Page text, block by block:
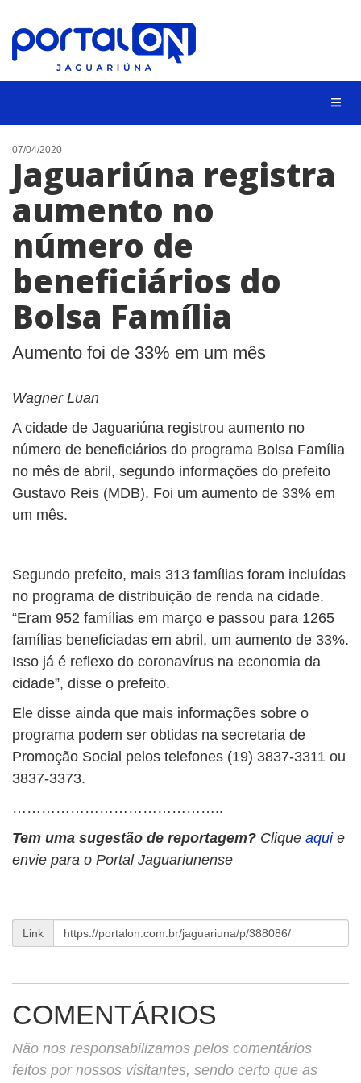
NOTÍCIAS
LISTA DIGITAL
CONTATO
ANUNCIE
07/04/2020
Jaguariúna registra
aumento no
número de
beneficiários do
Bolsa Família
Aumento foi de 33% em um mês
Wagner Luan
A cidade de Jaguariúna registrou aumento no
número de beneficiários do programa Bolsa Família
no mês de abril, segundo informações do prefeito
Gustavo Reis (MDB). Foi um aumento de 33% em
um mês.
Segundo prefeito, mais 313 famílias foram incluídas
no programa de distribuição de renda na cidade.
“Eram 952 famílias em março e passou para 1265
famílias beneficiadas em abril, um aumento de 33%.
Isso já é reflexo do coronavírus na economia da
cidade”, disse o prefeito.
Ele disse ainda que mais informações sobre o
programa podem ser obtidas na secretaria de
Promoção Social pelos telefones (19) 3837-3311 ou
3837-3373.
……………………………………..
Tem uma sugestão de reportagem? Clique aqui e
envie para o Portal Jaguariunense
Link
COMENTÁRIOS
Não nos responsabilizamos pelos comentários
feitos por nossos visitantes, sendo certo que as